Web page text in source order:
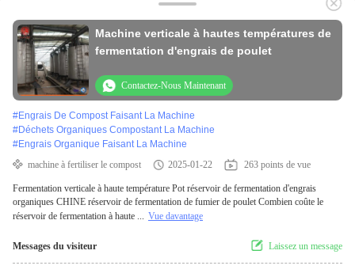
Machine verticale à hautes températures de
fermentation d'engrais de poulet
Contactez-Nous Maintenant
#Engrais De Compost Faisant La Machine
#Déchets Organiques Compostant La Machine
#Engrais Organique Faisant La Machine
machine à fertiliser le compost
2025-01-22 263 points de vue
Fermentation verticale à haute température Pot réservoir de fermentation d'engrais
organiques CHINE réservoir de fermentation de fumier de poulet Combien coûte le
réservoir de fermentation à haute ... Vue davantage
Messages du visiteur Laissez un message